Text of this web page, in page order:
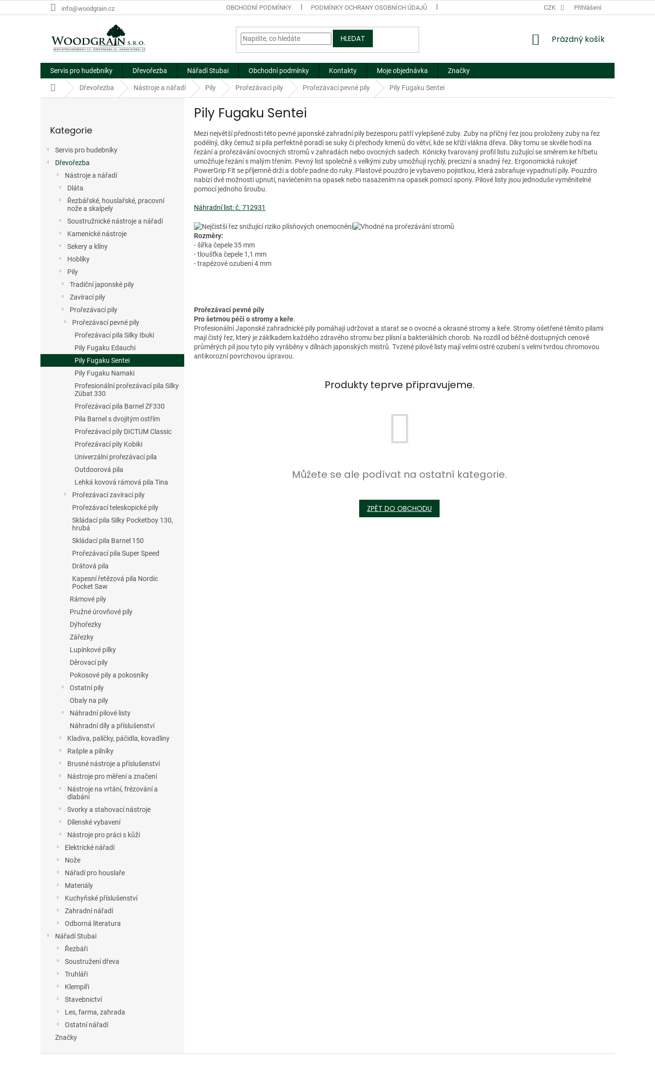
na
info@woodgrain.cz OBCHODNÍ PODMÍNKY PODMÍNKY OCHRANY OSOBNÍCH ÚDAJŮ NÁHRADNÍ PLNĚNÍ
CZK Přihlášení
HLEDAT
NÁKUPNÍ
Prázdný košík
Servis pro hudebníky Dřevořezba Nářadí Stubai Obchodní podmínky Kontakty Moje objednávka Značky
Domů Dřevořezba Nástroje a nářadí Pily Prořezávací pily Prořezávací pevné pily Pily Fugaku Sentei
kategorie
Kategorie
Servis pro hudebníky
Dřevořezba
Nástroje a nářadí
Dláta
Řezbářské, houslařské, pracovní
nože a skalpely
Soustružnické nástroje a nářadí
Kamenické nástroje
Sekery a klíny
Hoblíky
Pily
Tradiční japonské pily
Zavírací pily
Prořezávací pily
Prořezávací pevné pily
Prořezávací pila Silky Ibuki
Pily Fugaku Edauchi
Pily Fugaku Sentei
Pily Fugaku Namaki
Profesionální prořezávací pila Silky
Zübat 330
Prořezávací pila Barnel ZF330
Pila Barnel s dvojitým ostřím
Prořezávací pily DICTUM Classic
Prořezávací pily Kobiki
Univerzální prořezávací pila
Outdoorová pila
Lehká kovová rámová pila Tina
Prořezávací zavírací pily
Prořezávací teleskopické pily
Skládací pila Silky Pocketboy 130,
hrubá
Skládací pila Barnel 150
Prořezávací pila Super Speed
Drátová pila
Kapesní řetězová pila Nordic
Pocket Saw
Rámové pily
Pružné úrovňové pily
Dýhořezky
Zářezky
Lupínkové pilky
Děrovací pily
Pokosové pily a pokosníky
Ostatní pily
Obaly na pily
Náhradní pilové listy
Náhradní díly a příslušenství
Kladiva, paličky, páčidla, kovadliny
Rašple a pilníky
Brusné nástroje a příslušenství
Nástroje pro měření a značení
Nástroje na vrtání, frézování a
dlabání
Svorky a stahovací nástroje
Dílenské vybavení
Nástroje pro práci s kůží
Elektrické nářadí
Nože
Nářadí pro houslaře
Materiály
Kuchyňské příslušenství
Zahradní nářadí
Odborná literatura
Nářadí Stubai
Řezbáři
Soustružení dřeva
Truhláři
Klempíři
Stavebnictví
Les, farma, zahrada
Ostatní nářadí
Značky
Pily Fugaku Sentei
Mezi největší přednosti této pevné japonské zahradní pily bezesporu patří vylepšené zuby. Zuby na příčný řez jsou proloženy zuby na řez
podélný, díky čemuž si pila perfektně poradí se suky či přechody kmenů do větví, kde se kříží vlákna dřeva. Díky tomu se skvěle hodí na
řezání a prořezávání ovocných stromů v zahradách nebo ovocných sadech. Kónicky tvarovaný profil listu zužující se směrem ke hřbetu
umožňuje řezání s malým třením. Pevný list společně s velkými zuby umožňují rychlý, precizní a snadný řez. Ergonomická rukojeť
PowerGrip Fit se příjemně drží a dobře padne do ruky. Plastové pouzdro je vybaveno pojistkou, která zabraňuje vypadnutí pily. Pouzdro
nabízí dvě možnosti upnutí, navlečením na opasek nebo nasazením na opasek pomocí spony. Pilové listy jsou jednoduše vyměnitelné
pomocí jednoho šroubu.
Náhradní list: č. 712931
Rozměry:
- šířka čepele 35 mm
- tloušťka čepele 1,1 mm
- trapézové ozubení 4 mm
Prořezávací pevné pily
Pro šetrnou péči o stromy a keře.
Profesionální Japonské zahradnické pily pomáhají udržovat a starat se o ovocné a okrasné stromy a keře. Stromy ošetřené těmito pilami
mají čistý řez, který je záklkadem každého zdravého stromu bez plísní a bakteriálních chorob. Na rozdíl od běžně dostupných cenově
průměrých pil jsou tyto pily vyráběny v dílnách japonských mistrů. Tvzené pilové listy mají velmi ostré ozubení s velmi tvrdou chromovou
antikorozní povrchovou úpravou.
Produkty teprve připravujeme.
Můžete se ale podívat na ostatní kategorie.
ZPĚT DO OBCHODU